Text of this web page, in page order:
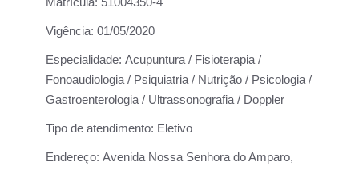
Matrícula: 51004350-4
Vigência: 01/05/2020
Especialidade: Acupuntura / Fisioterapia /
Fonoaudiologia / Psiquiatria / Nutrição / Psicologia /
Gastroenterologia / Ultrassonografia / Doppler
Tipo de atendimento: Eletivo
Endereço: Avenida Nossa Senhora do Amparo,